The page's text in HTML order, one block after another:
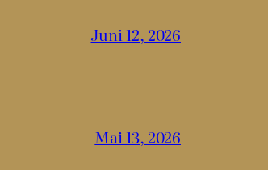
Juni 12, 2026
Mai 13, 2026